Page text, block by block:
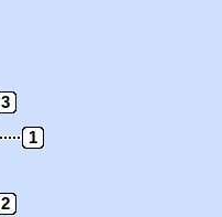
3
1
2